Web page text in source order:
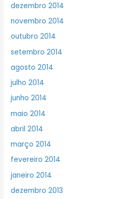
dezembro 2014
novembro 2014
outubro 2014
setembro 2014
agosto 2014
julho 2014
junho 2014
maio 2014
abril 2014
março 2014
fevereiro 2014
janeiro 2014
dezembro 2013